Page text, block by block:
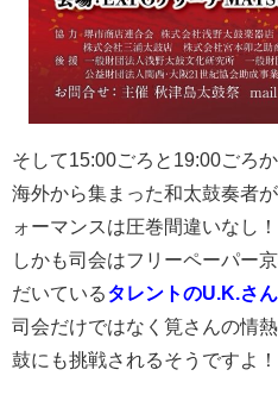
そして15:00ごろと19:00ごろ
海外から集まった和太鼓奏者
ォーマンスは圧巻間違いなし！
しかも司会はフリーペーパー
だいているタレントのU.K.さん
司会だけではなく筧さんの情
鼓にも挑戦されるそうですよ！